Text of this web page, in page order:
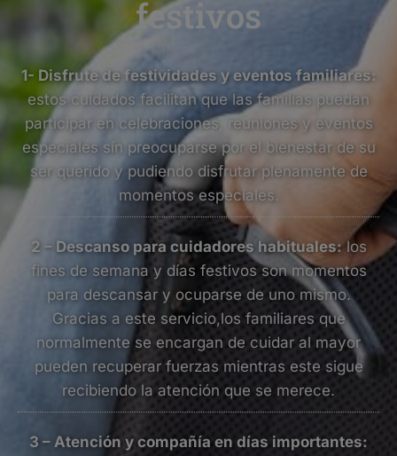
festivos
1- Disfrute de festividades y eventos familiares:
estos cuidados facilitan que las familias puedan
participar en celebraciones, reuniones y eventos
especiales sin preocuparse por el bienestar de su
ser querido y pudiendo disfrutar plenamente de
momentos especiales.
2 – Descanso para cuidadores habituales:los
fines de semana y días festivos son momentos
para descansar y ocuparse de uno mismo.
Gracias a este servicio,los familiares que
normalmente se encargan de cuidar al mayor
pueden recuperar fuerzas mientras este sigue
recibiendo la atención que se merece.
3 – Atención y compañía en días importantes: